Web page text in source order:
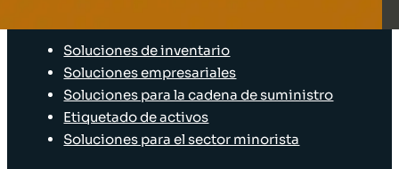
Soluciones de inventario
Soluciones empresariales
Soluciones para la cadena de suministro
Etiquetado de activos
Soluciones para el sector minorista